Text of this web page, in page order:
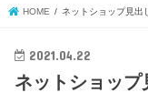
HOME ネットショップ見出し
2021.04.22
ネットショップ